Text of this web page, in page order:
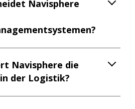
der Logistik?